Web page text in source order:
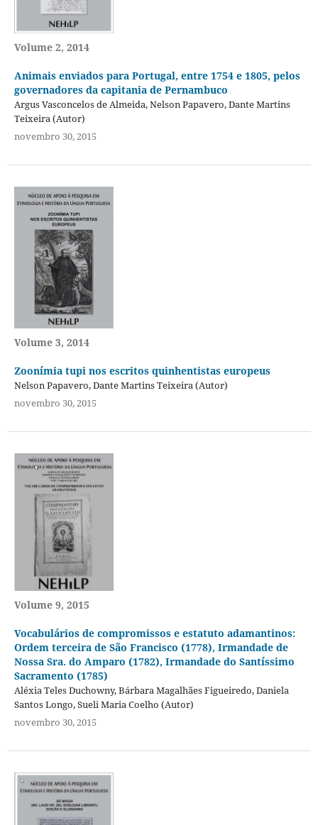
Volume 2, 2014
Animais enviados para Portugal, entre 1754 e 1805, pelos
governadores da capitania de Pernambuco
Argus Vasconcelos de Almeida, Nelson Papavero, Dante Martins
Teixeira (Autor)
novembro 30, 2015
Volume 3, 2014
Zoonímia tupi nos escritos quinhentistas europeus
Nelson Papavero, Dante Martins Teixeira (Autor)
novembro 30, 2015
Volume 9, 2015
Vocabulários de compromissos e estatuto adamantinos:
Ordem terceira de São Francisco (1778), Irmandade de
Nossa Sra. do Amparo (1782), Irmandade do Santíssimo
Sacramento (1785)
Aléxia Teles Duchowny, Bárbara Magalhães Figueiredo, Daniela
Santos Longo, Sueli Maria Coelho (Autor)
novembro 30, 2015